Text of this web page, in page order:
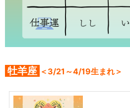
牡羊座 ＜3/21～4/19生まれ＞